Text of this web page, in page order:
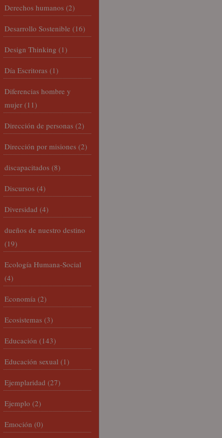
Derechos humanos (2)
Desarrollo Sostenible (16)
Design Thinking (1)
Día Escritoras (1)
Diferencias hombre y
mujer (11)
Dirección de personas (2)
Dirección por misiones (2)
discapacitados (8)
Discursos (4)
Diversidad (4)
dueños de nuestro destino
(19)
Ecología Humana-Social
(4)
Economía (2)
Ecosistemas (3)
Educación (143)
Educación sexual (1)
Ejemplaridad (27)
Ejemplo (2)
Emoción (0)